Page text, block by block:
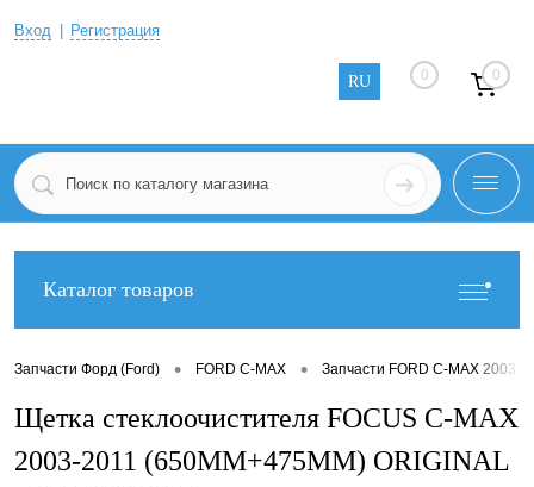
Вход Регистрация
RU 0 0
Каталог товаров
Запчасти Форд (Ford) • FORD C-MAX • Запчасти FORD C-MAX 2003-
Щетка стеклоочистителя FOCUS C-MAX
2003-2011 (650MM+475MM) ORIGINAL